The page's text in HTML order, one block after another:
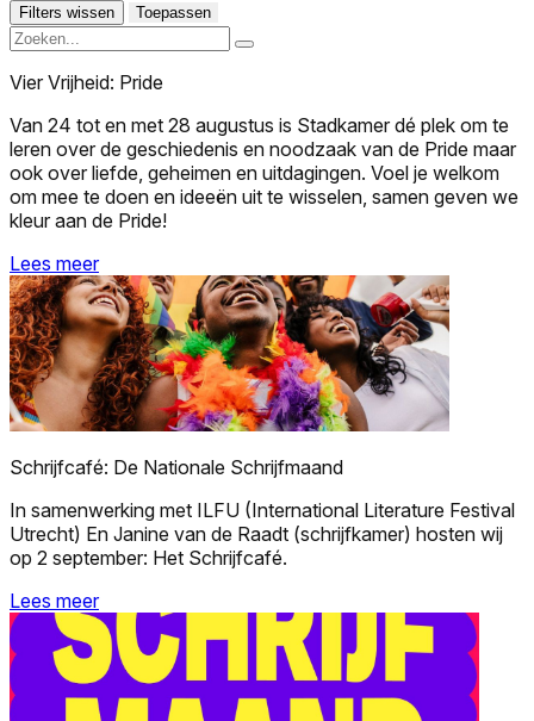
Filters wissen Toepassen
Vier Vrijheid: Pride
Van 24 tot en met 28 augustus is Stadkamer dé plek om te
leren over de geschiedenis en noodzaak van de Pride maar
ook over liefde, geheimen en uitdagingen. Voel je welkom
om mee te doen en ideeën uit te wisselen, samen geven we
kleur aan de Pride!
Lees meer
Schrijfcafé: De Nationale Schrijfmaand
In samenwerking met ILFU (International Literature Festival
Utrecht) En Janine van de Raadt (schrijfkamer) hosten wij
op 2 september: Het Schrijfcafé.
Lees meer